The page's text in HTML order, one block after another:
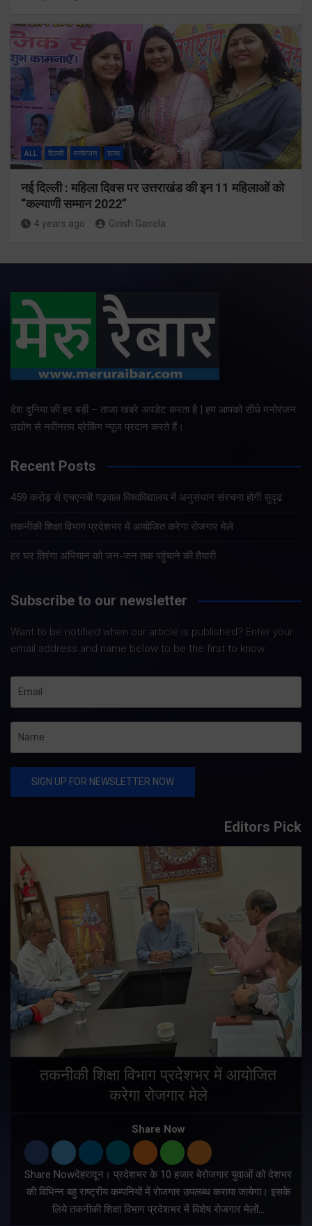
ALL दिल्ली मनोरंजन राज्य
नई दिल्ली : महिला दिवस पर उत्तराखंड की इन 11 महिलाओं को
“कल्याणी सम्मान 2022”
4 years ago Girish Gairola
देश दुनिया की हर बड़ी – ताजा खबरे अपडेट करता है | हम आपको सीधे मनोरंजन
उद्योग से नवीनतम ब्रेकिंग न्यूज प्रदान करते हैं।
Recent Posts
459 करोड़ से एचएनबी गढ़वाल विश्वविद्यालय में अनुसंधान संरचना होगी सुदृढ
तकनीकी शिक्षा विभाग प्रदेशभर में आयोजित करेगा रोजगार मेले
हर घर तिरंगा अभियान को जन-जन तक पहुंचाने की तैयारी
Subscribe to our newsletter
Want to be notified when our article is published? Enter your
email address and name below to be the first to know.
Editors Pick
तकनीकी शिक्षा विभाग प्रदेशभर में आयोजित
करेगा रोजगार मेले
Share Now
Share Nowदेहरादून। प्रदेशभर के 10 हजार बेरोजगार युवाओं को देशभर
की विभिन्न बहु राष्ट्रीय कम्पनियों में रोजगार उपलब्ध कराया जायेगा। इसके
लिये तकनीकी शिक्षा विभाग प्रदेशभर में विशेष रोजगार मेलों…